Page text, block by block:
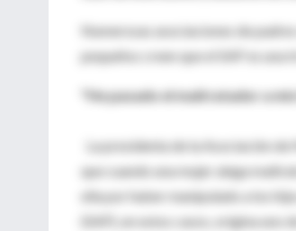
Numerosas asociaciones de
pequeños creen que el SAP es
"He pasado el maltratador a
La presidenta de la Asociación
que cuando una mujer alega
ella por haber manipulado a los
(SAP), en estos casos, origina